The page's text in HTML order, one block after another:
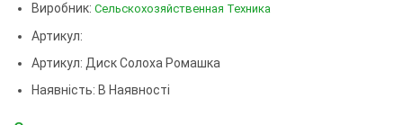
Виробник: Сельскохозяйственная Техника
Артикул:
Артикул: Диск Солоха Ромашка
Наявність: В Наявності